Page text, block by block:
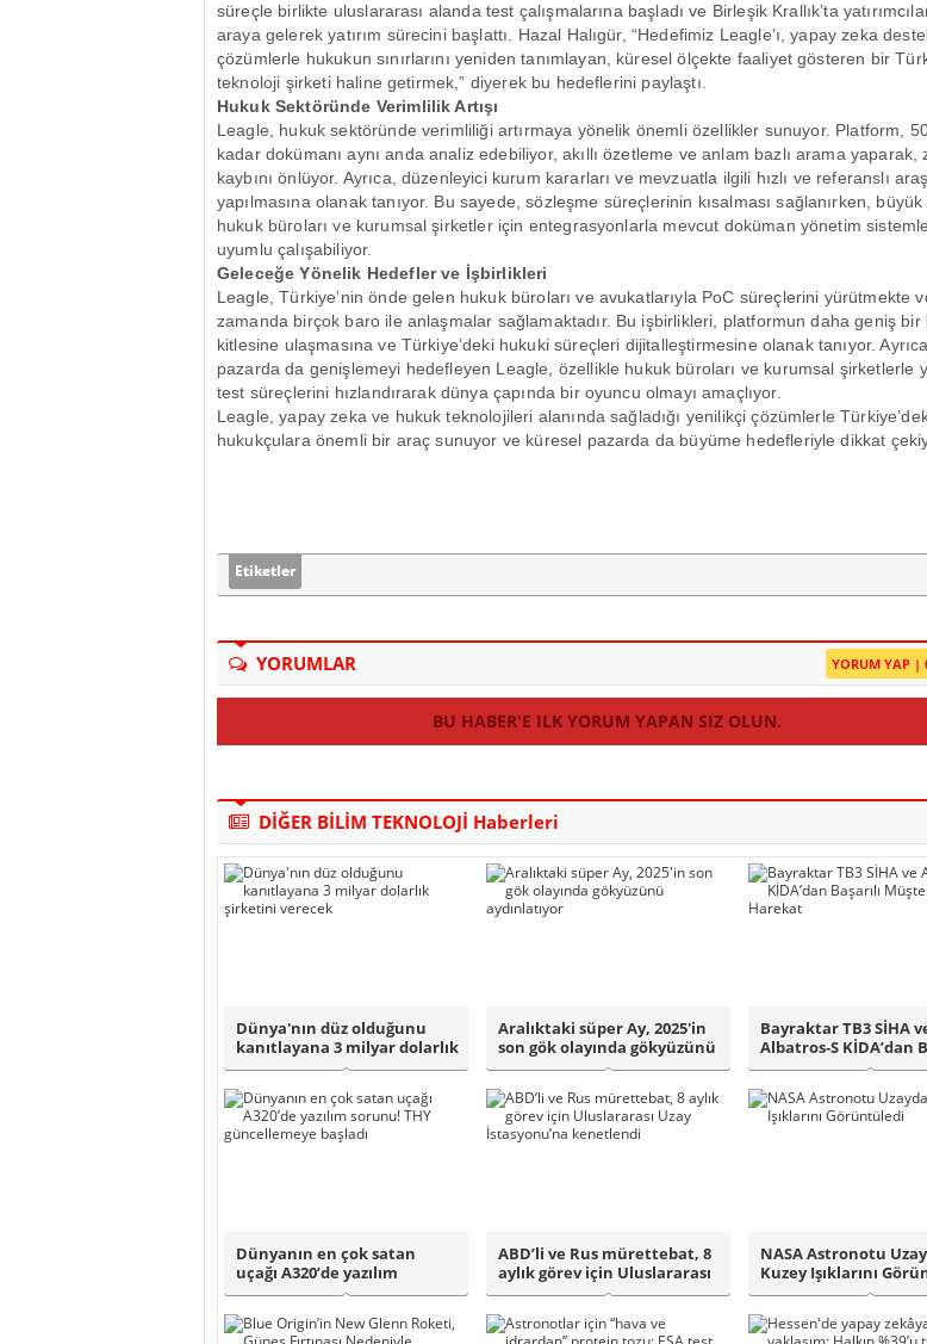
süreçle birlikte uluslararası alanda test çalışmalarına başladı ve Birleşik Krallık’ta
araya gelerek yatırım sürecini başlattı. Hazal Halıgür, “Hedefimiz Leagle’ı, yapay zeka
çözümlerle hukukun sınırlarını yeniden tanımlayan, küresel ölçekte faaliyet gösteren bir
teknoloji şirketi haline getirmek,” diyerek bu hedeflerini paylaştı.
Hukuk Sektöründe Verimlilik Artışı
Leagle, hukuk sektöründe verimliliği artırmaya yönelik önemli özellikler sunuyor. Platform,
kadar dokümanı aynı anda analiz edebiliyor, akıllı özetleme ve anlam bazlı arama yaparak,
kaybını önlüyor. Ayrıca, düzenleyici kurum kararları ve mevzuatla ilgili hızlı ve referanslı
yapılmasına olanak tanıyor. Bu sayede, sözleşme süreçlerinin kısalması sağlanırken,
hukuk büroları ve kurumsal şirketler için entegrasyonlarla mevcut doküman yönetim
uyumlu çalışabiliyor.
Geleceğe Yönelik Hedefler ve İşbirlikleri
Leagle, Türkiye’nin önde gelen hukuk büroları ve avukatlarıyla PoC süreçlerini yürütmekte
zamanda birçok baro ile anlaşmalar sağlamaktadır. Bu işbirlikleri, platformun daha geniş bir
kitlesine ulaşmasına ve Türkiye’deki hukuki süreçleri dijitalleştirmesine olanak tanıyor.
pazarda da genişlemeyi hedefleyen Leagle, özellikle hukuk büroları ve kurumsal şirketlerle
test süreçlerini hızlandırarak dünya çapında bir oyuncu olmayı amaçlıyor.
Leagle, yapay zeka ve hukuk teknolojileri alanında sağladığı yenilikçi çözümlerle
hukukçulara önemli bir araç sunuyor ve küresel pazarda da büyüme hedefleriyle dikkat
Etiketler
YORUMLAR YORUM YAP |
BU HABER'E ILK YORUM YAPAN SIZ OLUN.
DİĞER BİLİM TEKNOLOJİ Haberleri
Dünya'nın düz olduğunu
kanıtlayana 3 milyar dolarlık
şirketi..
Aralıktaki süper Ay, 2025'in
son gök olayında gökyüzünü
aydı..
Bayraktar TB3 SİHA
Albatros-S KİDA’dan
Müşterek ..
Dünyanın en çok satan
uçağı A320’de yazılım
sorunu! THY günc..
ABD’li ve Rus mürettebat, 8
aylık görev için Uluslararası
Uz..
NASA Astronotu
Kuzey Işıklarını